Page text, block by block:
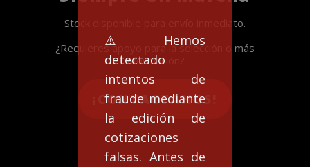
⚠️Hemos
detectado
intentos de
fraude mediante
la edición de
cotizaciones
falsas. Antes de
Stock disponible para envío inmediato.
¿Requieres apoyo para la selección o más
información?
¡CONTACTANOS!